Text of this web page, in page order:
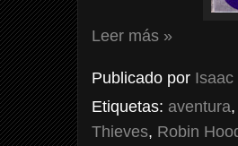
Leer más »
Publicado por Isaac
Etiquetas: aventura,
Thieves, Robin